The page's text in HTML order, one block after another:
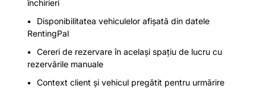
închirieri
Disponibilitatea vehiculelor afișată din datele
RentingPal
Cereri de rezervare în același spațiu de lucru cu
rezervările manuale
Context client și vehicul pregătit pentru urmărire